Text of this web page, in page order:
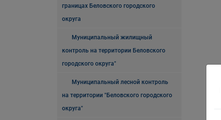
границах Беловского городского
округа
Муниципальный жилищный
контроль на территории Беловского
городского округа"
Муниципальный лесной контроль
на территории "Беловского городского
округа"